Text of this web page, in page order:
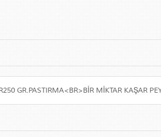
GR.PASTIRMA<BR>BİR MİKTAR KAŞAR